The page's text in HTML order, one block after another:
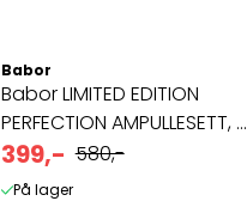
Babor
Babor LIMITED EDITION
PERFECTION AMPULLESETT, ...
399,- 580,-
På lager